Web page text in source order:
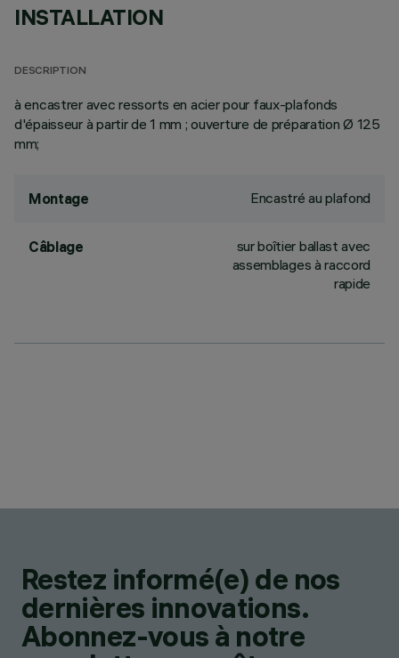
INSTALLATION
DESCRIPTION
à encastrer avec ressorts en acier pour faux-plafonds
d'épaisseur à partir de 1 mm ; ouverture de préparation Ø 125
mm;
Montage Encastré au plafond
Câblage
sur boîtier ballast avec
assemblages à raccord
rapide
Restez informé(e) de nos
dernières innovations.
Abonnez-vous à notre